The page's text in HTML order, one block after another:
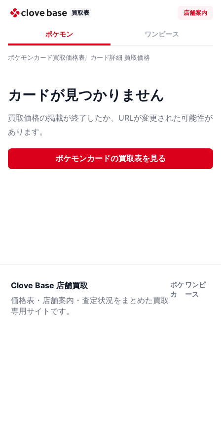
買取表 店舗案内
ポケモン ワンピース
ポケモンカード買取価格表 カード詳細 買取価格
カードが見つかりません
買取価格の掲載が終了したか、URLが変更された可能性が
あります。
ポケモンカードの買取表を見る
Clove Base 店舗買取
価格表・店舗案内・査定状況をまとめた買取
専用サイトです。
ポケ
カ
ワンピ
ース